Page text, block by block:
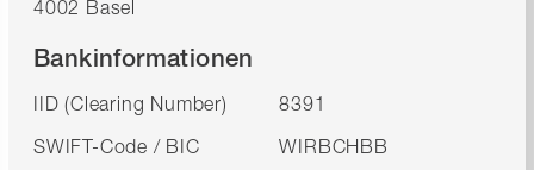
4002 Basel
Bankinformationen
IID (Clearing Number)
8391
SWIFT-Code / BIC
WIRBCHBB